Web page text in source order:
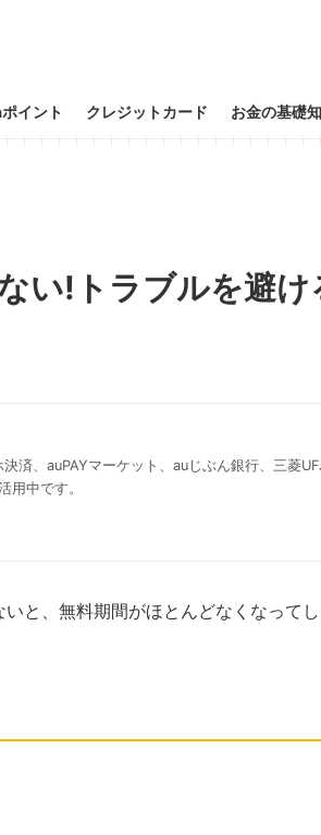
イント クレジットカード お金の基礎
い!トラブルを避け
済、auPAYマーケット、auじぶん銀行、三菱
用中です。
と、無料期間がほとんどなくなって